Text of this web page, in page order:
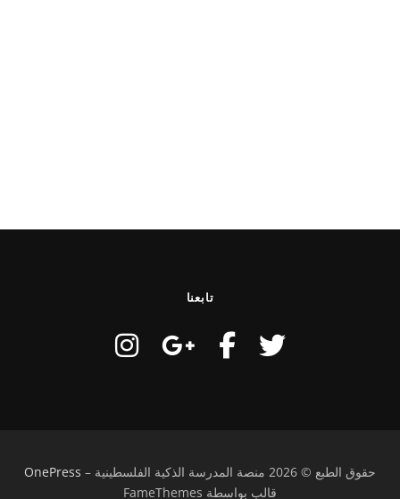
تابعنا
حقوق الطبع © 2026 منصة المدرسة الذكية الفلسطينية –
OnePress
قالب بواسطة FameThemes